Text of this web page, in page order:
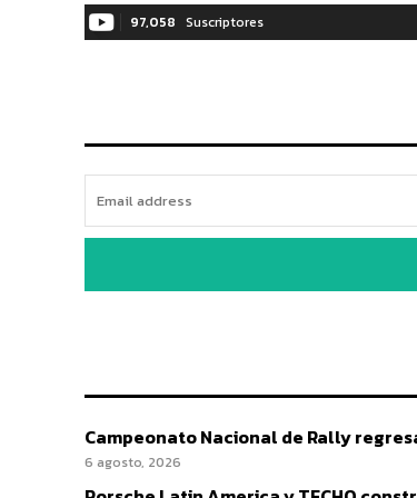
97,058 Suscriptores
Campeonato Nacional de Rally
6 agosto, 2026